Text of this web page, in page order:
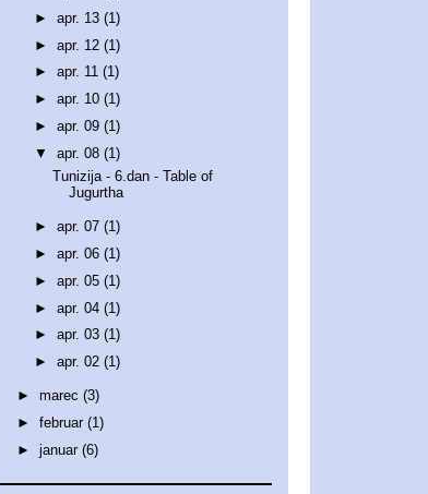
► apr. 13 (1)
► apr. 12 (1)
► apr. 11 (1)
► apr. 10 (1)
► apr. 09 (1)
▼ apr. 08 (1)
Tunizija - 6.dan - Table of
Jugurtha
► apr. 07 (1)
► apr. 06 (1)
► apr. 05 (1)
► apr. 04 (1)
► apr. 03 (1)
► apr. 02 (1)
►marec(3)
►februar(1)
►januar(6)